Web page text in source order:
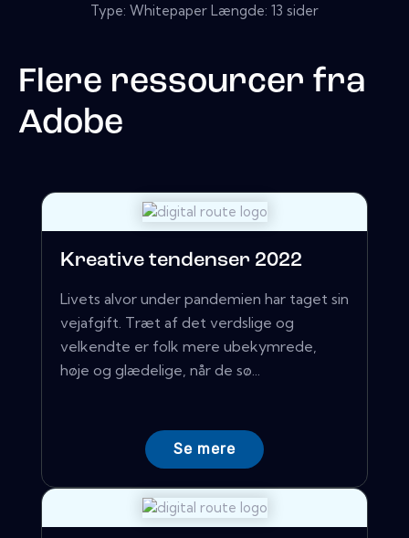
Type: Whitepaper Længde: 13 sider
Flere ressourcer fra
Adobe
Kreative tendenser 2022
Livets alvor under pandemien har taget sin
vejafgift. Træt af det verdslige og
velkendte er folk mere ubekymrede,
høje og glædelige, når de sø...
Se mere